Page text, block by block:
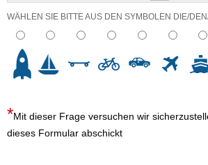
WÄHLEN SIE BITTE AUS DEN SYMBOLEN DIE/
Mit dieser Frage versuchen wir
dieses Formular abschickt